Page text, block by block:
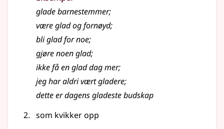
gladebarnestemmer;
væregladog fornøyd;
bligladfor noe;
gjøre noenglad;
ikke få engladdag mer;
jeg har aldri vært gladere;
dette er dagens gladeste budskap
som kvikker opp